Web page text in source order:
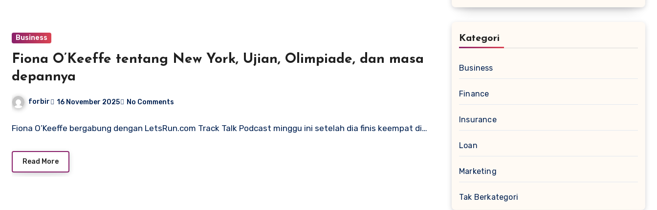
Business
Fiona O’Keeffe tentang New York, Ujian, Olimpiade, dan masa
depannya
forbir 16 November 2025 No Comments
Fiona O’Keeffe bergabung dengan LetsRun.com Track Talk Podcast minggu ini setelah dia finis keempat di…
Read More
Kategori
Business
Finance
Insurance
Loan
Marketing
Tak Berkategori